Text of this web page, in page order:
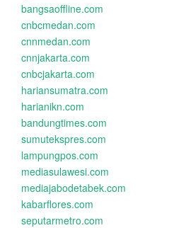
bangsaoffline.com
cnbcmedan.com
cnnmedan.com
cnnjakarta.com
cnbcjakarta.com
hariansumatra.com
harianikn.com
bandungtimes.com
sumutekspres.com
lampungpos.com
mediasulawesi.com
mediajabodetabek.com
kabarflores.com
seputarmetro.com